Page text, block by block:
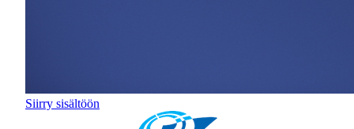
Siirry sisältöön